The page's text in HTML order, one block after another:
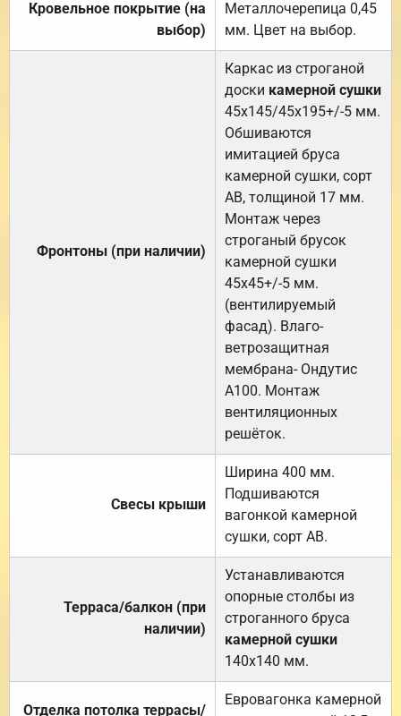
Кровельное покрытие (на
выбор)
Металлочерепица 0,45
мм. Цвет на выбор.
Фронтоны (при наличии)
Каркас из строганой
доски камерной сушки
45х145/45х195+/-5 мм.
Обшиваются
имитацией бруса
камерной сушки, сорт
АВ, толщиной 17 мм.
Монтаж через
строганый брусок
камерной сушки
45х45+/-5 мм.
(вентилируемый
фасад). Влаго-
ветрозащитная
мембрана- Ондутис
А100. Монтаж
вентиляционных
решёток.
Свесы крыши
Ширина 400 мм.
Подшиваются
вагонкой камерной
сушки, сорт АВ.
Терраса/балкон (при
наличии)
Устанавливаются
опорные столбы из
строганного бруса
камерной сушки
140х140 мм.
Отделка потолка террасы/
Евровагонка камерной